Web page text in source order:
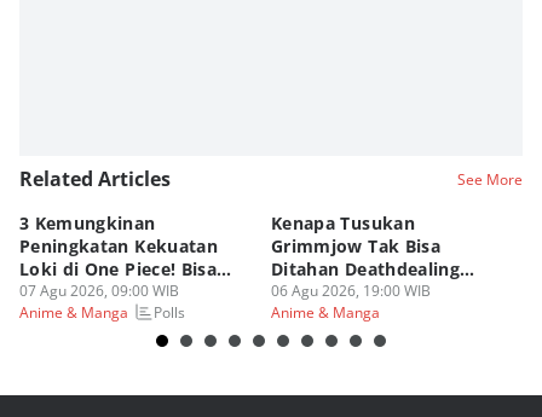
Related Articles See More
3 Kemungkinan
Peningkatan Kekuatan
Loki di One Piece! Bisa
Lebih OP?
07 Agu 2026, 09:00 WIB
Anime & Manga
Polls
Kenapa Tusukan
Grimmjow Tak Bisa
Ditahan Deathdealing
Askin Bleach?
06 Agu 2026, 19:00 WIB
Anime & Manga